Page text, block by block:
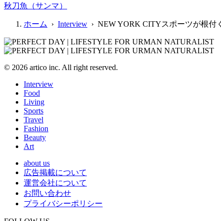
秋刀魚（サンマ）
ホーム › Interview › NEW YORK CITYスポーツが根付
© 2026 artico inc. All right reserved.
Interview
Food
Living
Sports
Travel
Fashion
Beauty
Art
about us
広告掲載について
運営会社について
お問い合わせ
プライバシーポリシー